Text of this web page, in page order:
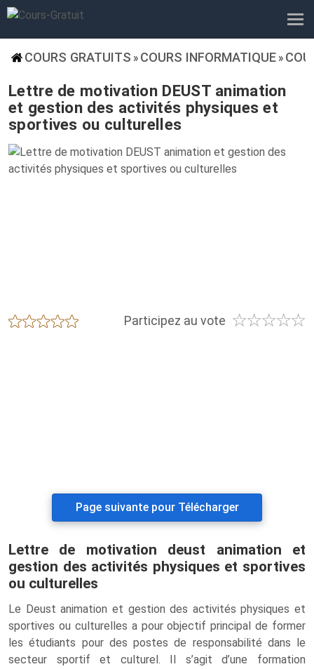
COURS GRATUITS » COURS INFORMATIQUE »
Lettre de motivation DEUST animation
et gestion des activités physiques et
sportives ou culturelles
Participez au vote ☆☆☆☆☆
★★★★★
Page suivante pour Télécharger
Lettre de motivation deust animation et
gestion des activités physiques et sportives
ou culturelles
Le Deust animation et gestion des activités physiques et
sportives ou culturelles a pour objectif principal de former
les étudiants pour des postes de responsabilité dans le
secteur sportif et culturel. Il s’agit d’une formation